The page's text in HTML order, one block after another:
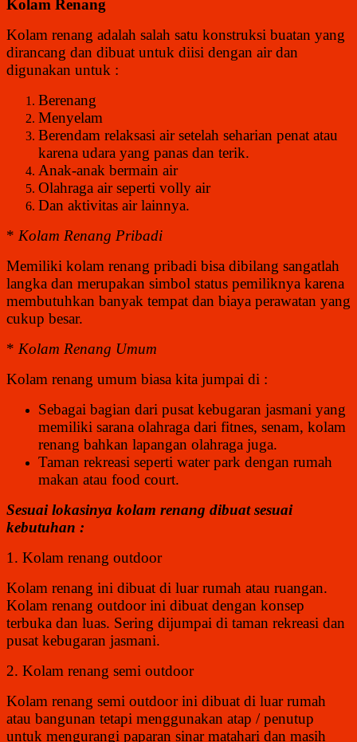
Kolam Renang
Kolam renang adalah salah satu konstruksi buatan yang
dirancang dan dibuat untuk diisi dengan air dan
digunakan untuk :
Berenang
Menyelam
Berendam relaksasi air setelah seharian penat atau
karena udara yang panas dan terik.
Anak-anak bermain air
Olahraga air seperti volly air
Dan aktivitas air lainnya.
* Kolam Renang Pribadi
Memiliki kolam renang pribadi bisa dibilang sangatlah
langka dan merupakan simbol status pemiliknya karena
membutuhkan banyak tempat dan biaya perawatan yang
cukup besar.
* Kolam Renang Umum
Kolam renang umum biasa kita jumpai di :
Sebagai bagian dari pusat kebugaran jasmani yang
memiliki sarana olahraga dari fitnes, senam, kolam
renang bahkan lapangan olahraga juga.
Taman rekreasi seperti water park dengan rumah
makan atau food court.
Sesuai lokasinya kolam renang dibuat sesuai
kebutuhan :
1. Kolam renang outdoor
Kolam renang ini dibuat di luar rumah atau ruangan.
Kolam renang outdoor ini dibuat dengan konsep
terbuka dan luas. Sering dijumpai di taman rekreasi dan
pusat kebugaran jasmani.
2. Kolam renang semi outdoor
Kolam renang semi outdoor ini dibuat di luar rumah
atau bangunan tetapi menggunakan atap / penutup
untuk mengurangi paparan sinar matahari dan masih